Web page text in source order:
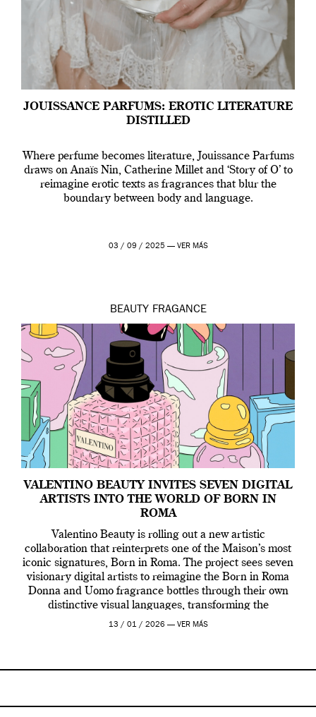
JOUISSANCE PARFUMS: EROTIC LITERATURE
DISTILLED
Where perfume becomes literature, Jouissance Parfums
draws on Anaïs Nin, Catherine Millet and ‘Story of O’ to
reimagine erotic texts as fragrances that blur the
boundary between body and language.
03 / 09 / 2025 — VER MÁS
BEAUTY FRAGANCE
VALENTINO BEAUTY INVITES SEVEN DIGITAL
ARTISTS INTO THE WORLD OF BORN IN
ROMA
Valentino Beauty is rolling out a new artistic
collaboration that reinterprets one of the Maison’s most
iconic signatures, Born in Roma. The project sees seven
visionary digital artists to reimagine the Born in Roma
Donna and Uomo fragrance bottles through their own
distinctive visual languages, transforming the
emblematic design into a contemporary canvas.
13 / 01 / 2026 — VER MÁS